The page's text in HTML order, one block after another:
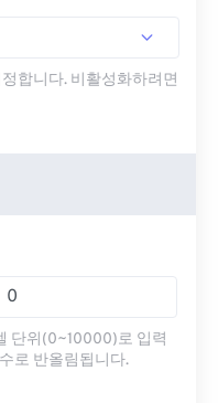
합니다. 비활성화하려면
단위(0~10000)로 입력
로 반올림됩니다.